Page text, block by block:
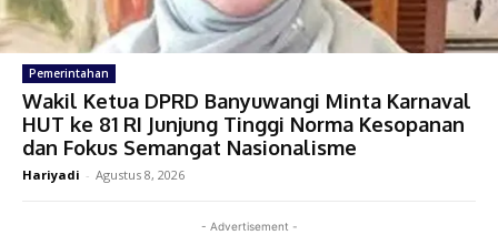
Pemerintahan
Wakil Ketua DPRD Banyuwangi Minta Karnaval
HUT ke 81 RI Junjung Tinggi Norma Kesopanan
dan Fokus Semangat Nasionalisme
Hariyadi - Agustus 8, 2026
- Advertisement -